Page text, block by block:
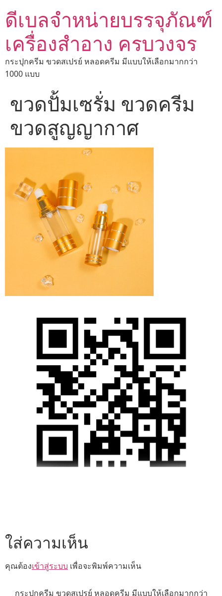
ดีเบลจำหน่ายบรรจุภัณฑ์
เครื่องสำอาง ครบวงจร
กระปุกครีม ขวดสเปรย์ หลอดครีม มีแบบให้เลือกมากกว่า
1000 แบบ
ขวดปั้มเซรั่ม ขวดครีม
ขวดสูญญากาศ
ใส่ความเห็น
คุณต้องเข้าสู่ระบบ เพื่อจะพิมพ์ความเห็น
กระปุกครีม ขวดสเปรย์ หลอดครีม มีแบบให้เลือกมากกว่า